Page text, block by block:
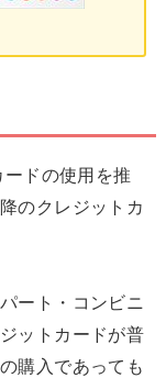
ドの使用を推
のクレジットカ
ート・コンビニ
ットカードが普
購入であっても